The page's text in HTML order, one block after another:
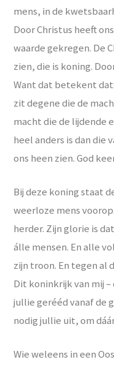
mens, in de
Door Christus heeft
waarde gekregen. De
zien, die is koning.
Want dat betekent
zit degene die de
macht die de lijdende
heel anders is dan die
ons heen zien. God
Bij deze koning staat
weerloze mens
herder. Zijn glorie is
álle mensen. En alle
zijn troon. En tegen al
Dit koninkrijk van mij
jullie gerééd vanaf de
nodig jullie uit, om
Wie weleens in een